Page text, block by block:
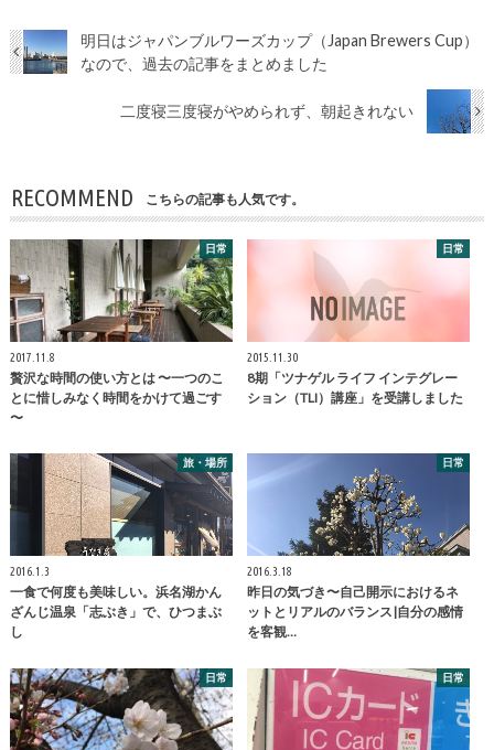
明日はジャパンブルワーズカップ（Japan Brewers Cup）
なので、過去の記事をまとめました
二度寝三度寝がやめられず、朝起きれない
RECOMMEND こちらの記事も人気です。
日常
2017.11.8
贅沢な時間の使い方とは 〜一つのこ
とに惜しみなく時間をかけて過ごす
〜
日常
2015.11.30
8期「ツナゲル ライフ インテグレー
ション（TLI）講座」を受講しました
旅・場所
2016.1.3
一食で何度も美味しい。浜名湖かん
ざんじ温泉「志ぶき」で、ひつまぶ
し
日常
2016.3.18
昨日の気づき〜自己開示におけるネ
ットとリアルのバランス|自分の感情
を客観…
日常 日常